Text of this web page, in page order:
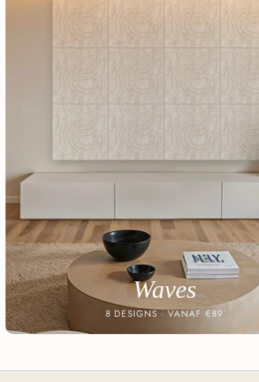
Waves
8 DESIGNS · VANAF €89